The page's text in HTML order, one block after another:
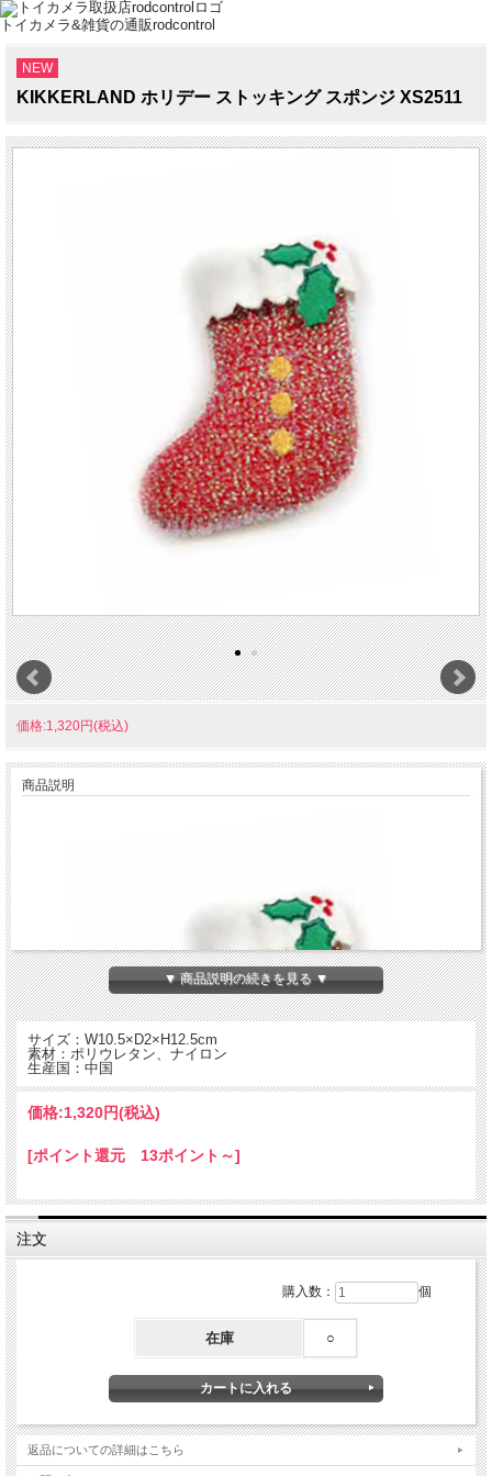
トイカメラ&雑貨の通販rodcontrol
NEW
KIKKERLAND ホリデー ストッキング スポンジ XS2511
価格:1,320円(税込)
商品説明
▼ 商品説明の続きを見る ▼
サイズ：W10.5×D2×H12.5cm
素材：ポリウレタン、ナイロン
生産国：中国
価格:1,320円(税込)
[ポイント還元 13ポイント～]
注文
購入数： 個
在庫 ○
返品についての詳細はこちら